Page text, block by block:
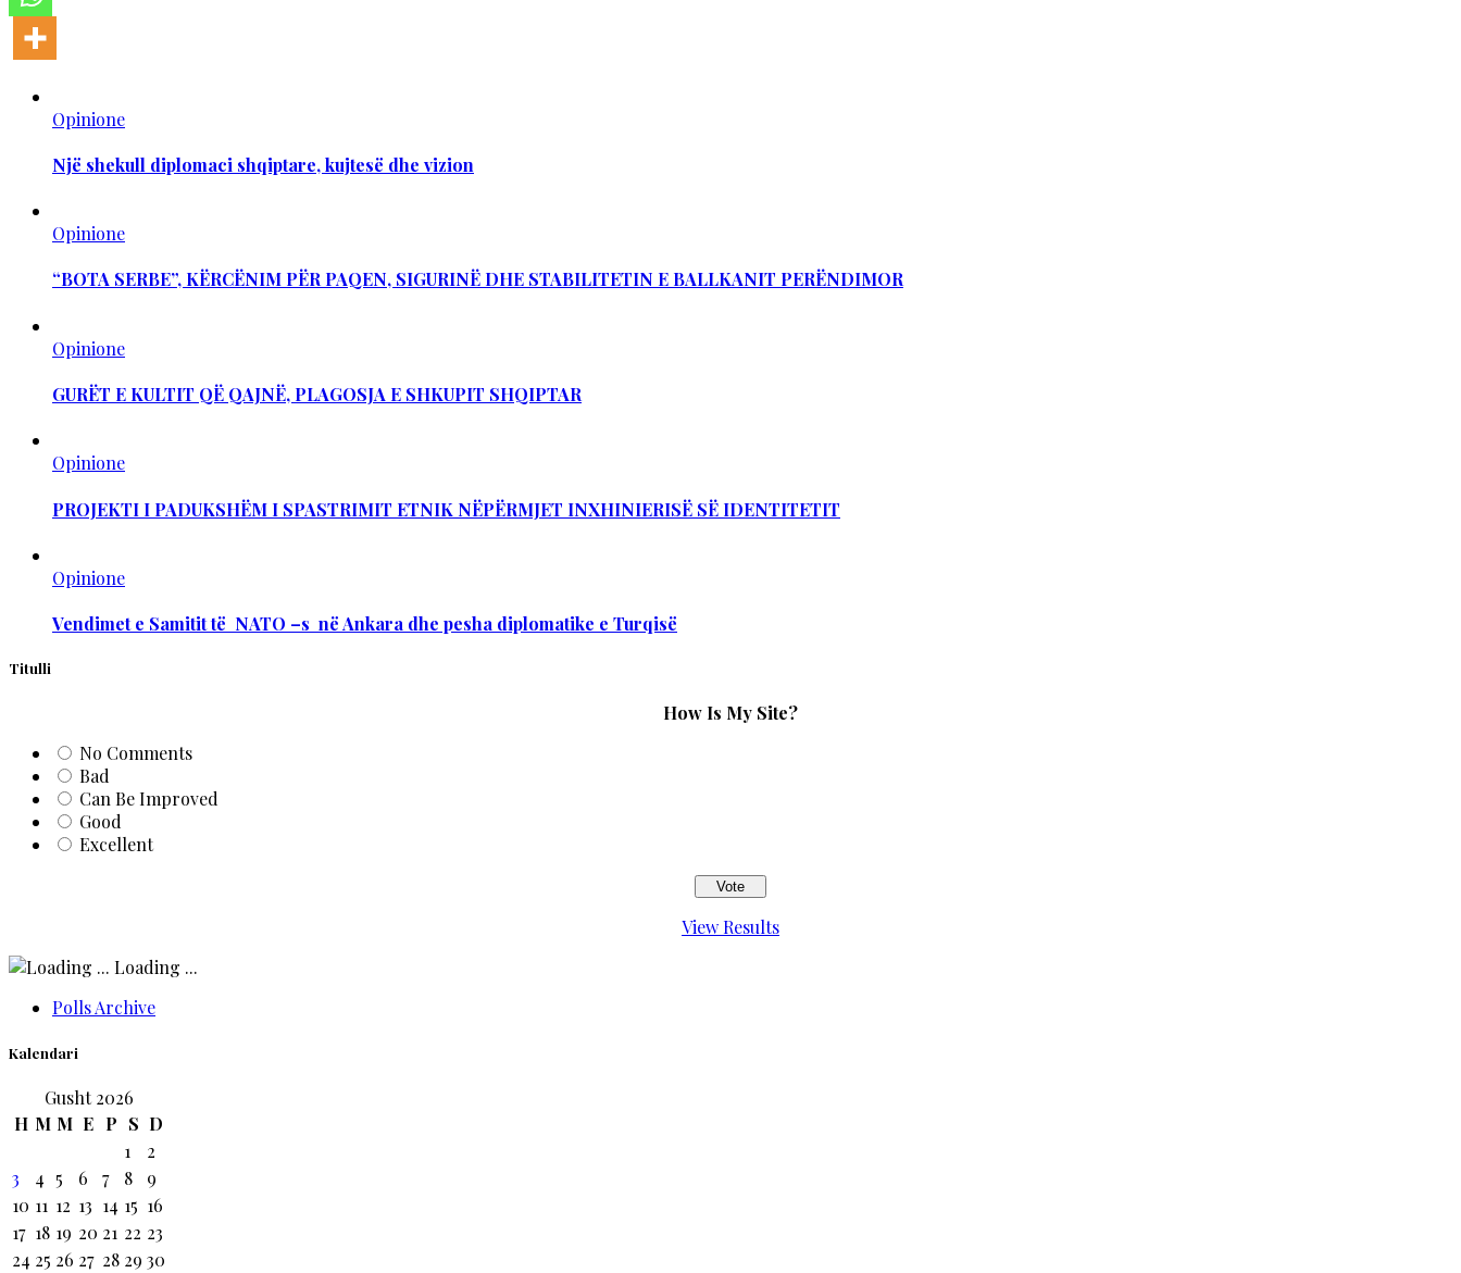
Opinione
Një shekull diplomaci shqiptare, kujtesë dhe vizion
Opinione
“BOTA SERBE”, KËRCËNIM PËR PAQEN, SIGURINË DHE STABILITETIN E BALLKANIT PERËNDIMOR
Opinione
GURËT E KULTIT QË QAJNË, PLAGOSJA E SHKUPIT SHQIPTAR
Opinione
PROJEKTI I PADUKSHËM I SPASTRIMIT ETNIK NËPËRMJET INXHINIERISË SË IDENTITETIT
Opinione
Vendimet e Samitit të NATO –s në Ankara dhe pesha diplomatike e Turqisë
Titulli
How Is My Site?
No Comments
Bad
Can Be Improved
Good
Excellent
View Results
Loading ...
Polls Archive
Kalendari
Gusht 2026
H M M E P S D
1
2
3
4 5 6 7 8
9
10 11 12 13 14 15 16
17 18 19 20 21 22 23
24 25 26 27 28 29 30